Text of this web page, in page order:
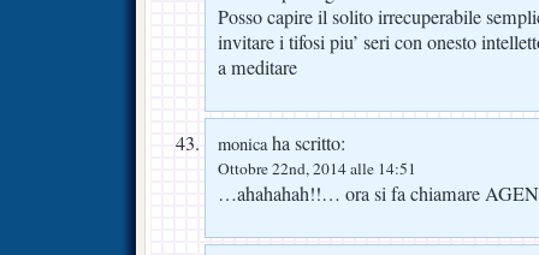
Posso capire il solito irrecuperabile
invitare i tifosi piu’ seri con onesto
a meditare
monicaha scritto:
Ottobre 22nd, 2014 alle 14:51
…ahahahah!!… ora si fa chiamare